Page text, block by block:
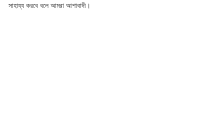
সাহায্য করবে বলে আমরা আশাবাদী।